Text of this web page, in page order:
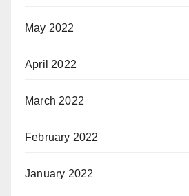
May 2022
April 2022
March 2022
February 2022
January 2022